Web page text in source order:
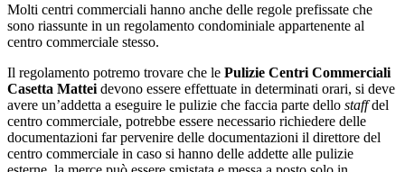
Molti centri commerciali hanno anche delle regole prefissate che
sono riassunte in un regolamento condominiale appartenente al
centro commerciale stesso.
Il regolamento potremo trovare che le Pulizie Centri Commerciali
Casetta Mattei devono essere effettuate in determinati orari, si deve
avere un’addetta a eseguire le pulizie che faccia parte dello staffdel
centro commerciale, potrebbe essere necessario richiedere delle
documentazioni far pervenire delle documentazioni il direttore del
centro commerciale in caso si hanno delle addette alle pulizie